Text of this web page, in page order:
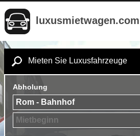
luxusmietwagen.com
Mieten Sie Luxusfahrzeuge
Abholung